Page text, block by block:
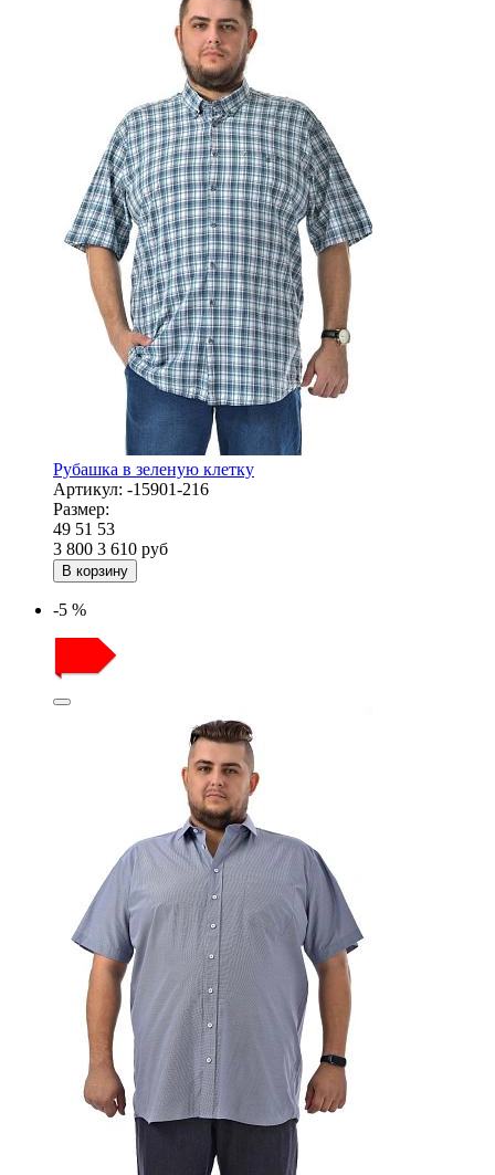
Рубашка в зеленую клетку
Артикул: -15901-216
Размер:
49 51 53
3 800 3 610 руб
В корзину
-5 %